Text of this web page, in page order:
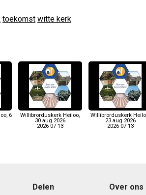
toekomst witte kerk
6
Willibrorduskerk Heiloo,
30 aug 2026
2026-07-13
Willibrorduskerk
23 aug 2026
2026-07-13
Delen
Over ons